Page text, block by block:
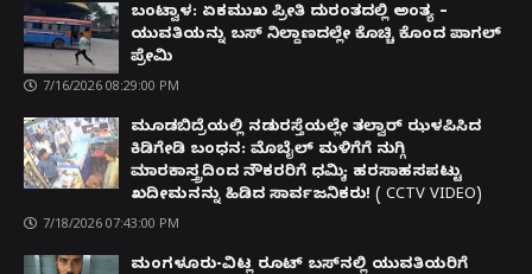
ಬಂಟ್ವಾಳ: ಏಕಮುಖ ಪ್ರೀತಿ ದುರಂತದಲ್ಲಿ ಅಂತ್ಯ –
ಯುವತಿಯನ್ನು ಬಸ್ ನಿಲ್ದಾಣದಲ್ಲೇ ಕೊಚ್ಚಿ ಕೊಂದ ಪಾಗಲ್
ಪ್ರೇಮಿ
7/16/2026 08:29:00 PM
ಮೂಡಬಿದ್ರೆಯಲ್ಲಿ ನಡುರಸ್ತೆಯಲ್ಲೇ ತಲ್ವಾರ್ ಝಳಪಿಸಿದ
ಕಿಡಿಗೇಡಿ ಬಂಧನ: ಮೊಬೈಲ್ ಮಳಿಗೆಗೆ ನುಗ್ಗಿ
ಮಾರಕಾಸ್ತ್ರದಿಂದ ನೌಕರರಿಗೆ ಧಮ್ಕಿ; ಹರಸಾಹಸಪಟ್ಟು
ಖದೀಮನನ್ನು ಹಿಡಿದ ಸಾರ್ವಜನಿಕರು! ( CCTV VIDEO)
7/18/2026 07:43:00 PM
ಮಂಗಳೂರು-ವಿಟ್ಲ ರೂಟ್ ಬಸ್‌ನಲ್ಲಿ ಯುವತಿಯರಿಗೆ